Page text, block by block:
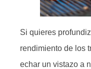
Si quieres
rendimiento de los
echar un vistazo a